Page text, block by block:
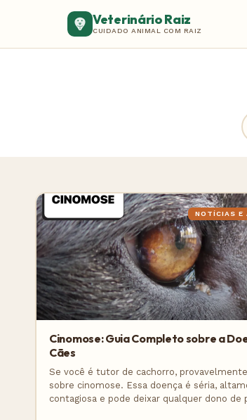
Veterinário Raiz
CUIDADO ANIMAL COM RAIZ
NOTÍCIAS E
Cinomose: Guia Completo sobre a
Cães
Se você é tutor de cachorro,
sobre cinomose. Essa doença é séria,
contagiosa e pode deixar qualquer dono de